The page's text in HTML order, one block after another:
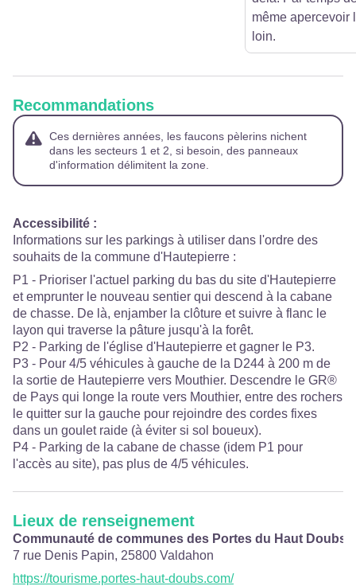
même apercevoir
loin.
Recommandations
Ces dernières années, les faucons pèlerins nichent
dans les secteurs 1 et 2, si besoin, des panneaux
d'information délimitent la zone.
Accessibilité :
Informations sur les parkings à utiliser dans l'ordre des
souhaits de la commune d'Hautepierre :
P1 - Prioriser l'actuel parking du bas du site d'Hautepierre
et emprunter le nouveau sentier qui descend à la cabane
de chasse. De là, enjamber la clôture et suivre à flanc le
layon qui traverse la pâture jusqu'à la forêt.
P2 - Parking de l'église d'Hautepierre et gagner le P3.
P3 - Pour 4/5 véhicules à gauche de la D244 à 200 m de
la sortie de Hautepierre vers Mouthier. Descendre le GR®
de Pays qui longe la route vers Mouthier, entre des rochers
le quitter sur la gauche pour rejoindre des cordes fixes
dans un goulet raide (à éviter si sol boueux).
P4 - Parking de la cabane de chasse (idem P1 pour
l'accès au site), pas plus de 4/5 véhicules.
Lieux de renseignement
Communauté de communes des Portes du Haut Doubs
7 rue Denis Papin, 25800 Valdahon
https://tourisme.portes-haut-doubs.com/